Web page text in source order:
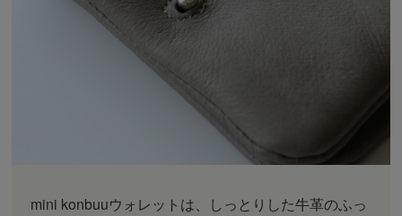
mini konbuuウォレットは、しっとりした牛革のふっ